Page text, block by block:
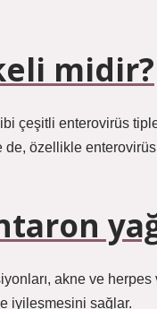
midir?
çeşitli enterovirüs
özellikle
akne ve
iyileşmesini sağlar.